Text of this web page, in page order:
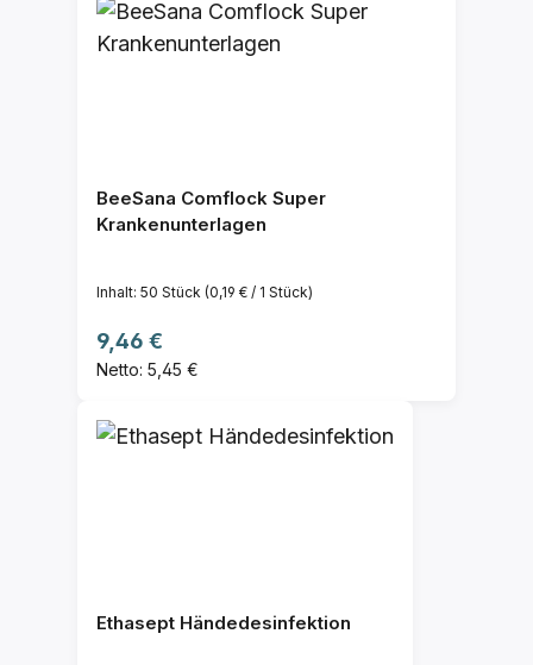
BeeSana Comflock Super
Krankenunterlagen
Inhalt: 50 Stück (0,19 € / 1 Stück)
Regulärer Preis:
9,46 €
Netto: 5,45 €
Ethasept Händedesinfektion